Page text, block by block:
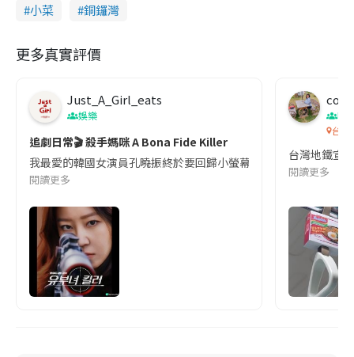
小菜
銅鑼灣
更多真實評價
Just_A_Girl_eats
娛樂
追劇日常🎬 殺手媽咪 A Bona Fide Killer
我最愛的韓國女演員孔曉振終於要回歸小螢幕啦!這次的劇本改編
閱讀更多
co
吹
台灣
台灣地鐵宣
閱讀更多